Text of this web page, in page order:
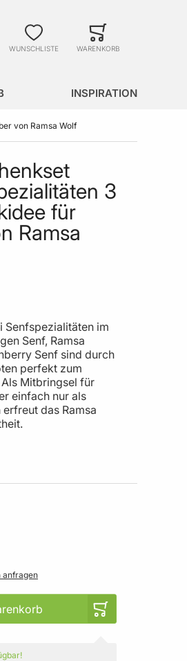
WUNSCHLISTE WARENKORB
INSPIRATION
von Ramsa Wolf
3
für
Ramsa
Senfspezialitäten im
Senf, Ramsa
Senf sind durch
perfekt zum
Mitbringsel für
einfach nur als
das Ramsa
anfragen